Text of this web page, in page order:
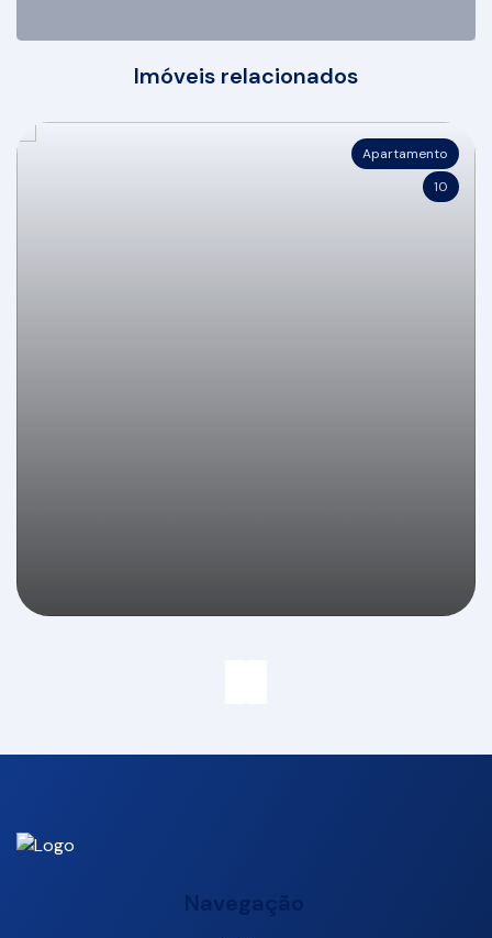
Imóveis relacionados
Apartamento
10
Navegação